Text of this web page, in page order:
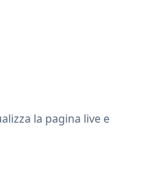
la pagina live e